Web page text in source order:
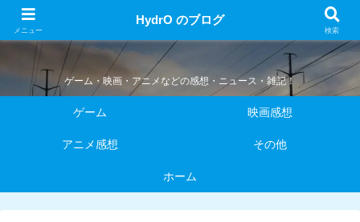
HydrO のブログ
ゲーム・映画・アニメなどの感想・ニュース・雑記！
ゲーム 映画感想
アニメ感想 その他
ホーム
メニュー
HydrO のブログ
検索